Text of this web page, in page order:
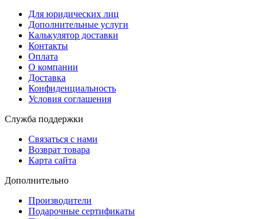
Для юридических лиц
Дополнительные услуги
Калькулятор доставки
Контакты
Оплата
О компании
Доставка
Конфиденциальность
Условия соглашения
Служба поддержки
Связаться с нами
Возврат товара
Карта сайта
Дополнительно
Производители
Подарочные сертификаты